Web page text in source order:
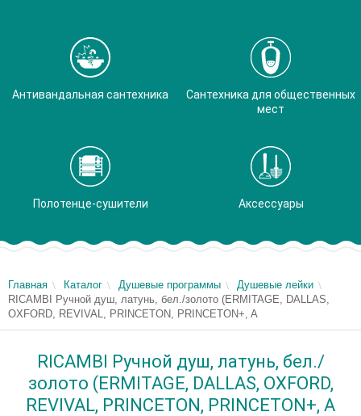
Антивандальная сантехника
Сантехника для общественных
мест
Полотенце-сушители Аксессуары
Главная Каталог Душевые программы
Душевые лейки
RICAMBI Ручной душ, латунь, бел./золото (ERMITAGE, DALLAS,
OXFORD, REVIVAL, PRINCETON, PRINCETON+, A
RICAMBI Ручной душ, латунь, бел./
золото (ERMITAGE, DALLAS, OXFORD,
REVIVAL, PRINCETON, PRINCETON+, A